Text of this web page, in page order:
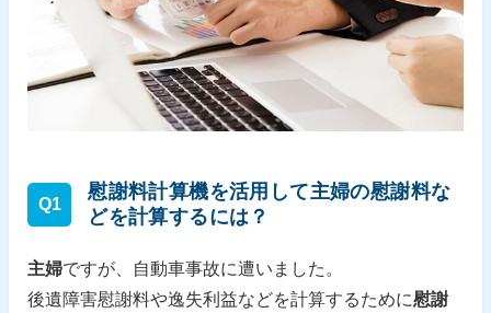
Q1
慰謝料計算機を活用して主婦の慰謝料な
どを計算するには？
主婦ですが、自動車事故に遭いました。
後遺障害慰謝料や逸失利益などを計算するために慰謝